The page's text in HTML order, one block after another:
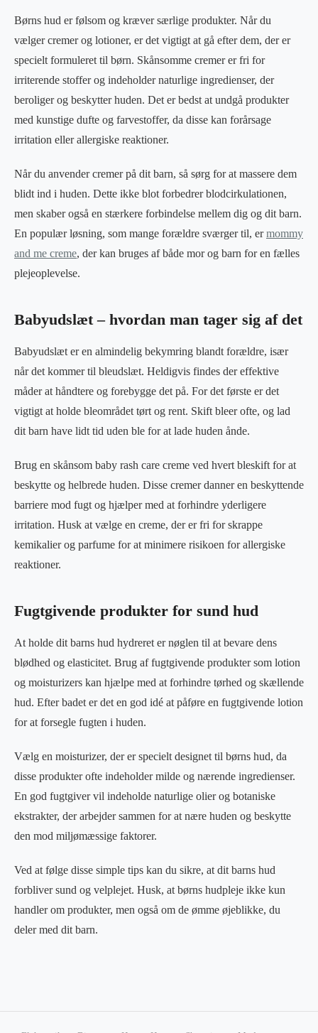
Børns hud er følsom og kræver særlige produkter. Når du
vælger cremer og lotioner, er det vigtigt at gå efter dem, der er
specielt formuleret til børn. Skånsomme cremer er fri for
irriterende stoffer og indeholder naturlige ingredienser, der
beroliger og beskytter huden. Det er bedst at undgå produkter
med kunstige dufte og farvestoffer, da disse kan forårsage
irritation eller allergiske reaktioner.
Når du anvender cremer på dit barn, så sørg for at massere dem
blidt ind i huden. Dette ikke blot forbedrer blodcirkulationen,
men skaber også en stærkere forbindelse mellem dig og dit barn.
En populær løsning, som mange forældre sværger til, ermommy
and me creme, der kan bruges af både mor og barn for en fælles
plejeoplevelse.
Babyudslæt – hvordan man tager sig af det
Babyudslæt er en almindelig bekymring blandt forældre, især
når det kommer til bleudslæt. Heldigvis findes der effektive
måder at håndtere og forebygge det på. For det første er det
vigtigt at holde bleområdet tørt og rent. Skift bleer ofte, og lad
dit barn have lidt tid uden ble for at lade huden ånde.
Brug en skånsom baby rash care creme ved hvert bleskift for at
beskytte og helbrede huden. Disse cremer danner en beskyttende
barriere mod fugt og hjælper med at forhindre yderligere
irritation. Husk at vælge en creme, der er fri for skrappe
kemikalier og parfume for at minimere risikoen for allergiske
reaktioner.
Fugtgivende produkter for sund hud
At holde dit barns hud hydreret er nøglen til at bevare dens
blødhed og elasticitet. Brug af fugtgivende produkter som lotion
og moisturizers kan hjælpe med at forhindre tørhed og skællende
hud. Efter badet er det en god idé at påføre en fugtgivende lotion
for at forsegle fugten i huden.
Vælg en moisturizer, der er specielt designet til børns hud, da
disse produkter ofte indeholder milde og nærende ingredienser.
En god fugtgiver vil indeholde naturlige olier og botaniske
ekstrakter, der arbejder sammen for at nære huden og beskytte
den mod miljømæssige faktorer.
Ved at følge disse simple tips kan du sikre, at dit barns hud
forbliver sund og velplejet. Husk, at børns hudpleje ikke kun
handler om produkter, men også om de ømme øjeblikke, du
deler med dit barn.